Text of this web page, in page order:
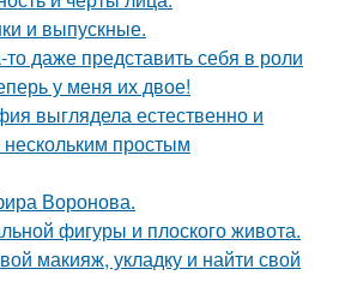
и выпускные.
даже представить себя в роли
у меня их двое!
выглядела естественно и
простым
Воронова.
фигуры и плоского живота.
макияж, укладку и найти свой